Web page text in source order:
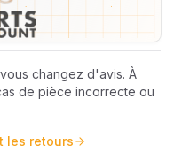
poids et le volume de
avant paiement.
changez d'avis. À
de pièce incorrecte ou
les retours